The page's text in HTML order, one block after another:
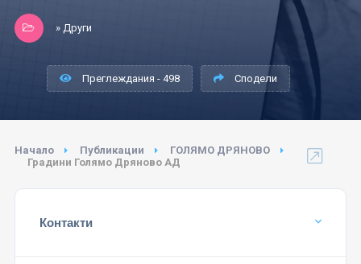
» Други
Преглеждания - 498 Сподели
Начало Публикации
ГОЛЯМО ДРЯНОВО
Градини Голямо Дряново АД
Контакти